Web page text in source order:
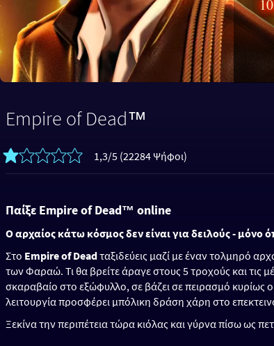
Empire of Dead™
1,3/5 (22284 Ψήφοι)
Παίξε Empire of Dead™ online
Ο αρχαίος κάτω κόσμος δεν είναι για δειλούς - μόνο
Στο Empire of Deadταξιδεύεις μαζί με έναν τολμηρό
των Φαραώ. Τι θα βρείτε άραγε στους 5 τροχούς και τις
σκαραβαίο στο εξώφυλλο, σε βάζει σε πειρασμό κυρίως
λειτουργία προσφέρει μπόλικη δράση χάρη στο
Ξεκίνα την περιπέτεια τώρα κιόλας και γύρνα πίσω ως